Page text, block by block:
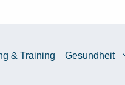
& Training Gesundheit